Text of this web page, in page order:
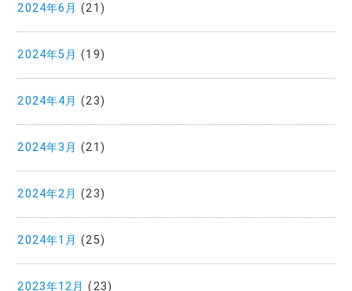
2024年6月 (21)
2024年5月 (19)
2024年4月 (23)
2024年3月 (21)
2024年2月 (23)
2024年1月 (25)
2023年12月 (23)